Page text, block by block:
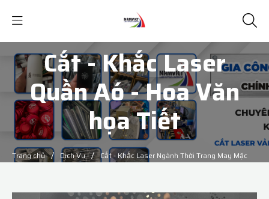
Cắt - Khắc Laser
Quần Aó - Hoa Văn
họa Tiết
Trang chủ / Dịch Vụ / Cắt - Khắc Laser Ngành Thời Trang May Mặc